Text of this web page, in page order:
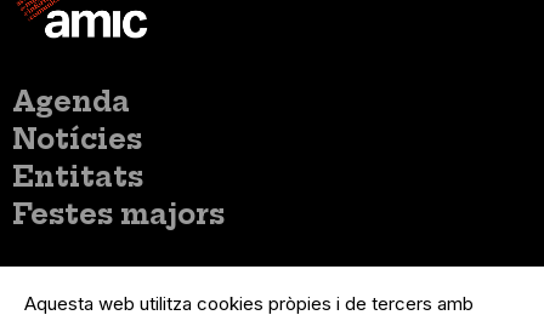
Menú
principal
Agenda
Notícies
Entitats
Festes majors
del
Aquesta web utilitza cookies pròpies i de tercers amb